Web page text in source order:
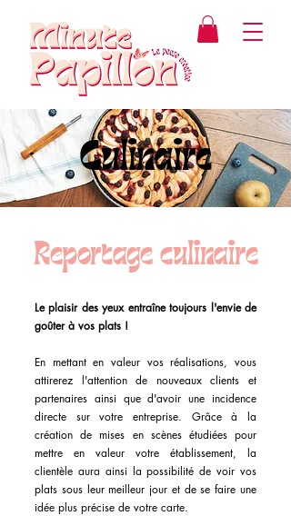
Culinaire
Reportage culinaire
Le plaisir des yeux entraîne toujours l'envie de
goûter à vos plats !
En mettant en valeur vos réalisations, vous
attirerez l'attention de nouveaux clients et
partenaires ainsi que d'avoir une incidence
directe sur votre entreprise. Grâce à la
création de mises en scènes étudiées pour
mettre en valeur votre établissement, la
clientèle aura ainsi la possibilité de voir vos
plats sous leur meilleur jour et de se faire une
idée plus précise de votre carte.